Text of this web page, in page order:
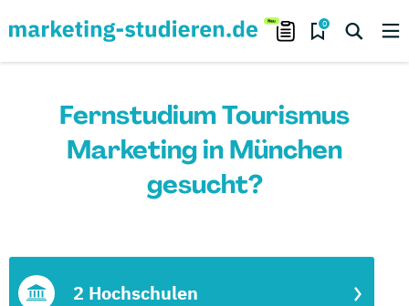
0
Fernstudium Tourismus
Marketing in München
gesucht?
2 Hochschulen